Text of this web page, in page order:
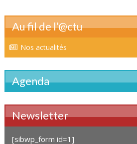
Au fil de l’@ctu
Nos actualités
Agenda
Newsletter
[sibwp_form id=1]